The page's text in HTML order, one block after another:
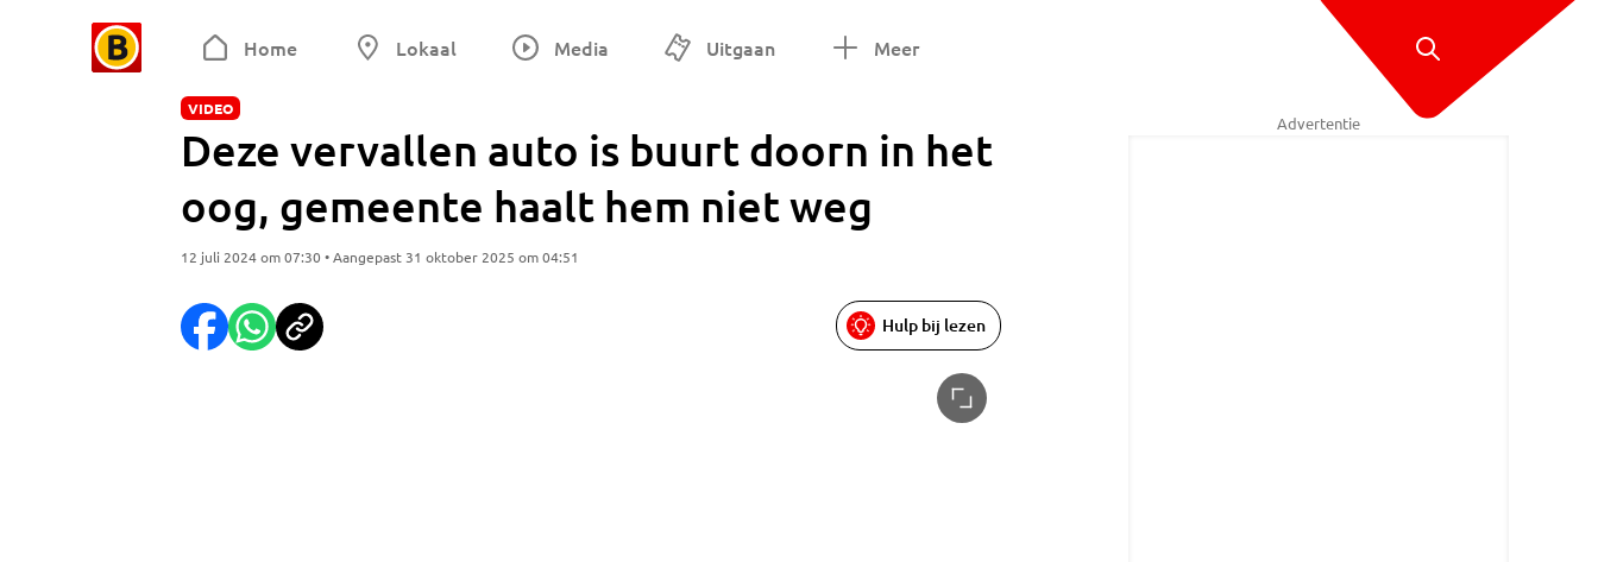
Home Lokaal Media Uitgaan Meer
VIDEO
Deze vervallen auto is buurt doorn in het
oog, gemeente haalt hem niet weg
12 juli 2024 om 07:30 • Aangepast 31 oktober 2025 om 04:51
Hulp bij lezen
Advertentie